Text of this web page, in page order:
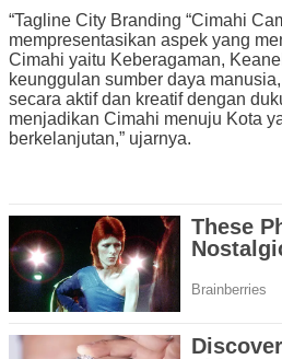
“Tagline City Branding “Cimahi
mempresentasikan aspek yang
Cimahi yaitu Keberagaman,
keunggulan sumber daya
secara aktif dan kreatif dengan
menjadikan Cimahi menuju Kota
berkelanjutan,” ujarnya.